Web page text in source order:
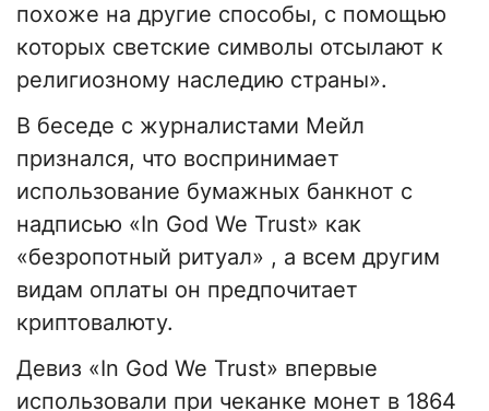
похоже на другие способы, с помощью
которых светские символы отсылают к
религиозному наследию страны».
В беседе с журналистами Мейл
признался, что воспринимает
использование бумажных банкнот с
надписью «In God We Trust» как
«безропотный ритуал» , а всем другим
видам оплаты он предпочитает
криптовалюту.
Девиз «In God We Trust» впервые
использовали при чеканке монет в 1864